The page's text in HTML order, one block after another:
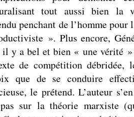
tout aussi bien la
penchant de l’homme pour
». Plus encore,
y a bel et bien « une vérité
de compétition débridée,
que de se conduire
le prétend. L’auteur
sur la théorie marxiste